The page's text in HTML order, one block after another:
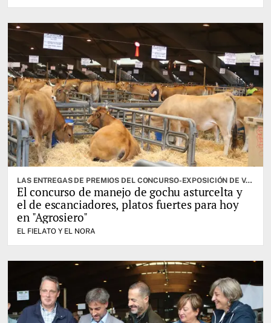
LAS ENTREGAS DE PREMIOS DEL CONCURSO-EXPOSICIÓN DE VACUNO SELECTO, OTRA DE LAS CITAS IMPORTANTES
El concurso de manejo de gochu asturcelta y
el de escanciadores, platos fuertes para hoy
en "Agrosiero"
EL FIELATO Y EL NORA